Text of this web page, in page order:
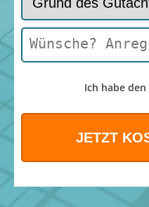
Ich habe den